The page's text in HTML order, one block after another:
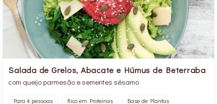
Salada de Grelos, Abacate e Húmus de Beterraba
com queijo parmesão e sementes sésamo
Para 4 pessoas Rico em Proteínas
Base de Plantas